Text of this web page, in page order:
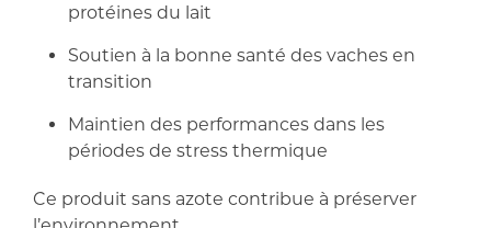
protéines du lait
Soutien à la bonne santé des vaches en
transition
Maintien des performances dans les
périodes de stress thermique
Ce produit sans azote contribue à préserver